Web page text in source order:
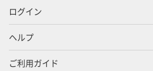
ログイン
ヘルプ
ご利用ガイド